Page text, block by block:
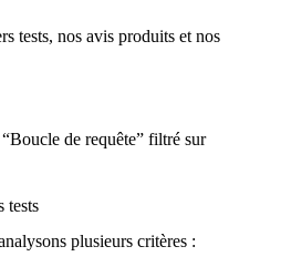
tests, nos avis produits et nos
de requête” filtré sur
tests
plusieurs critères :